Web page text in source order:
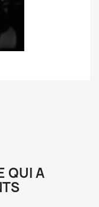
QUI A